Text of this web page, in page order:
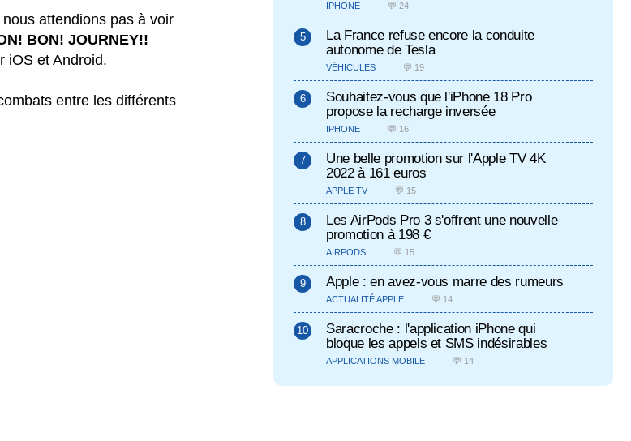
attendions pas à voir
BON! JOURNEY!!
iOS et Android.
entre les différents
IPHONE 💬 24
La France refuse encore la conduite
autonome de Tesla
VÉHICULES 💬 19
Souhaitez-vous que l'iPhone 18 Pro
propose la recharge inversée
IPHONE 💬 16
Une belle promotion sur l'Apple TV 4K
2022 à 161 euros
APPLE TV 💬 15
Les AirPods Pro 3 s'offrent une nouvelle
promotion à 198 €
AIRPODS 💬 15
Apple : en avez-vous marre des rumeurs
ACTUALITÉ APPLE 💬 14
Saracroche : l'application iPhone qui
bloque les appels et SMS indésirables
APPLICATIONS MOBILE 💬 14